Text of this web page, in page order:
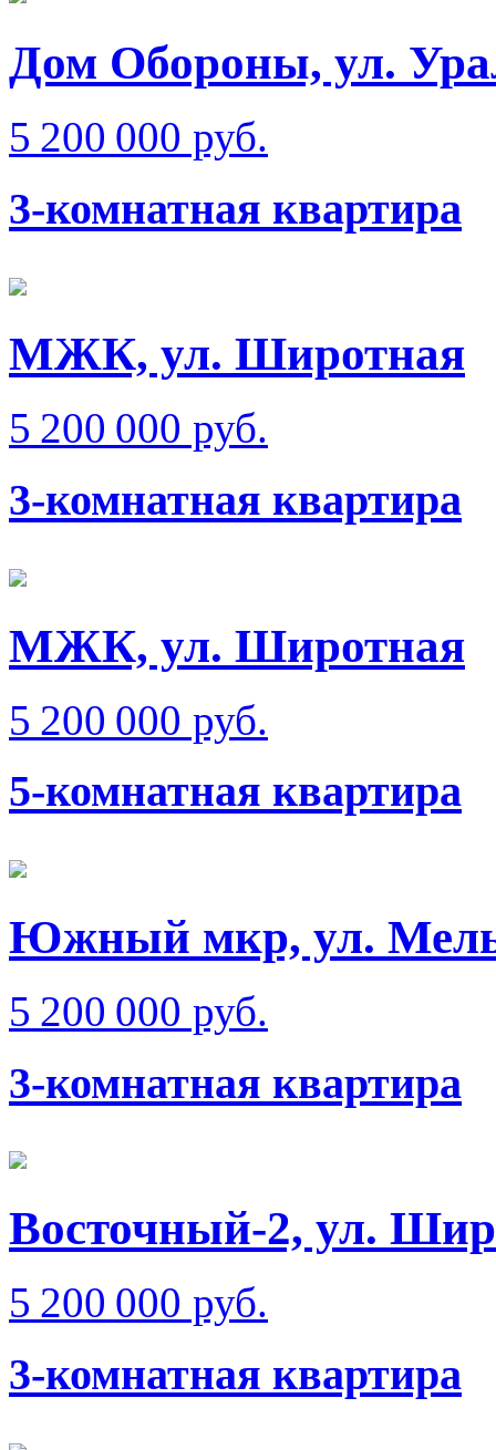
Дом Обороны, ул.
5 200 000 руб.
3-комнатная квартира
МЖК, ул. Широтная
5 200 000 руб.
3-комнатная квартира
МЖК, ул. Широтная
5 200 000 руб.
5-комнатная квартира
Южный мкр, ул.
5 200 000 руб.
3-комнатная квартира
Восточный-2, ул.
5 200 000 руб.
3-комнатная квартира